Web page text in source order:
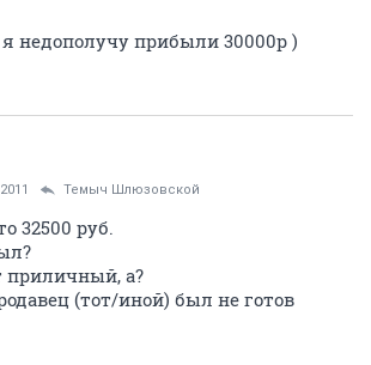
недополучу прибыли 30000р )
Темыч Шлюзовской
32500 руб.
приличный, а?
(тот/иной) был не готов